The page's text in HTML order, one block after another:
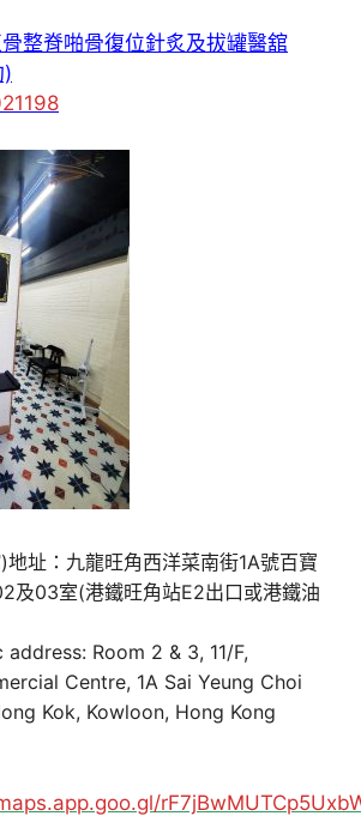
整脊啪骨復位針炙及拔罐醫舘
)
址：九龍旺角西洋菜南街1A號百寶
及03室(港鐵旺角站E2出口或港鐵油
Room 2 & 3, 11/F,
Centre, 1A Sai Yeung Choi
Kok, Kowloon, Hong Kong